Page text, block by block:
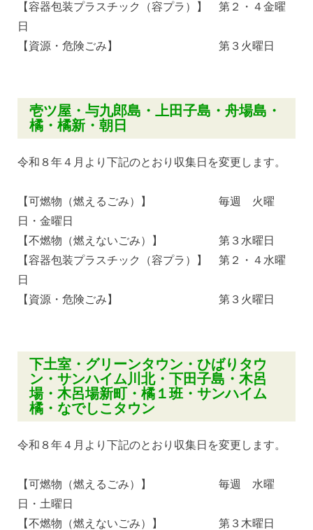
【容器包装プラスチック（容プラ）】 第２・４金曜
日
【資源・危険ごみ】 第３火曜日
壱ツ屋・与九郎島・上田子島・舟場島・
橘・橘新・朝日
令和８年４月より下記のとおり収集日を変更します。
【可燃物（燃えるごみ）】 毎週 火曜
日・金曜日
【不燃物（燃えないごみ）】 第３水曜日
【容器包装プラスチック（容プラ）】 第２・４水曜
日
【資源・危険ごみ】 第３火曜日
下土室・グリーンタウン・ひばりタウ
ン・サンハイム川北・下田子島・木呂
場・木呂場新町・橘１班・サンハイム
橘・なでしこタウン
令和８年４月より下記のとおり収集日を変更します。
【可燃物（燃えるごみ）】 毎週 水曜
日・土曜日
【不燃物（燃えないごみ）】 第３木曜日